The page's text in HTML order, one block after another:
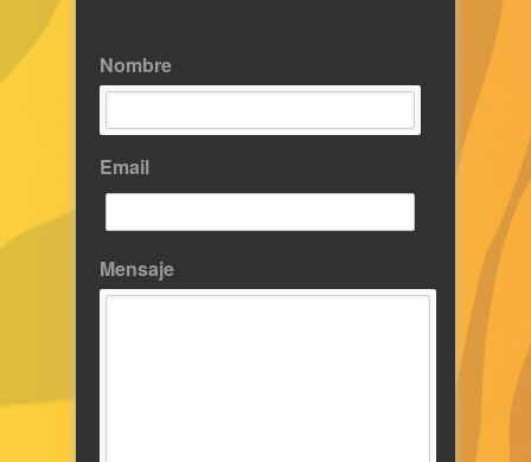
Nombre
Email
Mensaje